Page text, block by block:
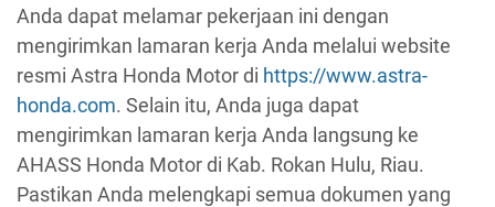
Anda dapat melamar pekerjaan ini dengan
mengirimkan lamaran kerja Anda melalui website
resmi Astra Honda Motor di https://www.astra-
honda.com. Selain itu, Anda juga dapat
mengirimkan lamaran kerja Anda langsung ke
AHASS Honda Motor di Kab. Rokan Hulu, Riau.
Pastikan Anda melengkapi semua dokumen yang